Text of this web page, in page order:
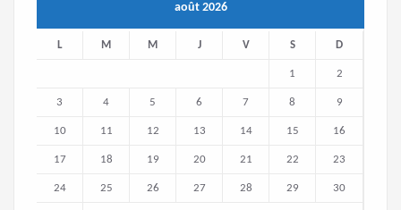
août 2026
L M M J V S D
1 2
3 4 5 6 7 8 9
10 11 12 13 14 15 16
17 18 19 20 21 22 23
24 25 26 27 28 29 30